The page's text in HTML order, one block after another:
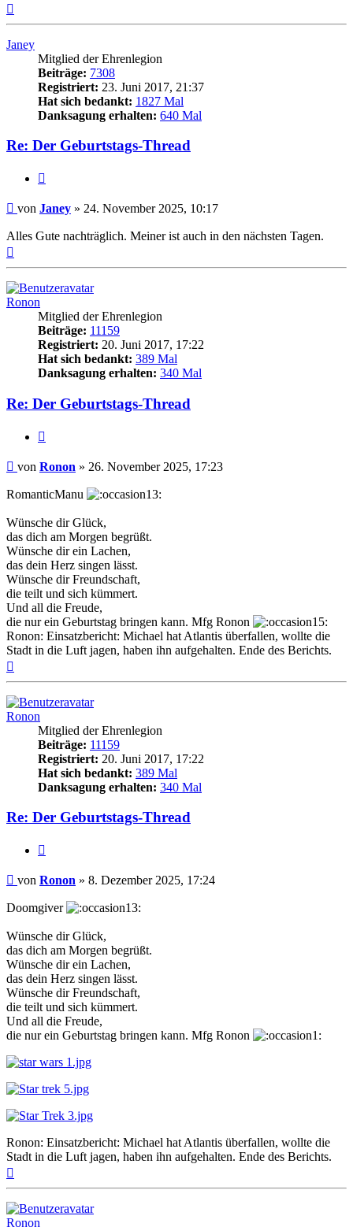
Janey
Mitglied der Ehrenlegion
Beiträge: 7308
Registriert: 23. Juni 2017, 21:37
Hat sich bedankt: 1827 Mal
Danksagung erhalten: 640 Mal
Re: Der Geburtstags-Thread
Beitrag
von Janey » 24. November 2025, 10:17
Alles Gute nachträglich. Meiner ist auch in den nächsten Tagen.
Ronon
Mitglied der Ehrenlegion
Beiträge: 11159
Registriert: 20. Juni 2017, 17:22
Hat sich bedankt: 389 Mal
Danksagung erhalten: 340 Mal
Re: Der Geburtstags-Thread
Beitrag
von Ronon » 26. November 2025, 17:23
RomanticManu
Wünsche dir Glück,
das dich am Morgen begrüßt.
Wünsche dir ein Lachen,
das dein Herz singen lässt.
Wünsche dir Freundschaft,
die teilt und sich kümmert.
Und all die Freude,
die nur ein Geburtstag bringen kann. Mfg Ronon
Ronon: Einsatzbericht: Michael hat Atlantis überfallen, wollte die
Stadt in die Luft jagen, haben ihn aufgehalten. Ende des Berichts.
Ronon
Mitglied der Ehrenlegion
Beiträge: 11159
Registriert: 20. Juni 2017, 17:22
Hat sich bedankt: 389 Mal
Danksagung erhalten: 340 Mal
Re: Der Geburtstags-Thread
Beitrag
von Ronon » 8. Dezember 2025, 17:24
Doomgiver
Wünsche dir Glück,
das dich am Morgen begrüßt.
Wünsche dir ein Lachen,
das dein Herz singen lässt.
Wünsche dir Freundschaft,
die teilt und sich kümmert.
Und all die Freude,
die nur ein Geburtstag bringen kann. Mfg Ronon
Ronon: Einsatzbericht: Michael hat Atlantis überfallen, wollte die
Stadt in die Luft jagen, haben ihn aufgehalten. Ende des Berichts.
Ronon